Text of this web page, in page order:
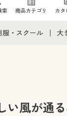
索 商品カテゴリ カタ
カタログ・チラシ
服・スクール
ュニア・ティーンズ
大
大
い風が通